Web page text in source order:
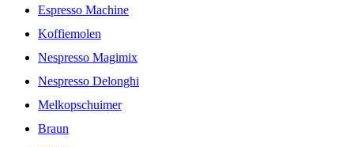
Espresso Machine
Koffiemolen
Nespresso Magimix
Nespresso Delonghi
Melkopschuimer
Braun